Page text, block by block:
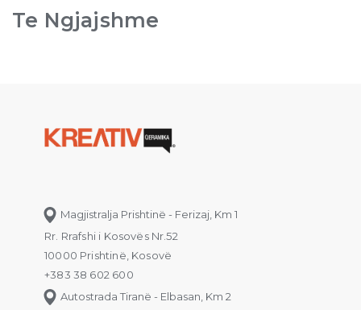
Te Ngjajshme
Magjistralja Prishtinë - Ferizaj, Km 1
Rr. Rrafshi i Kosovës Nr.52
10000 Prishtinë, Kosovë
+383 38 602 600
Autostrada Tiranë - Elbasan, Km 2